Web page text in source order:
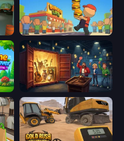
Burger Life
Home Makeover Cleaning Game Container Auction